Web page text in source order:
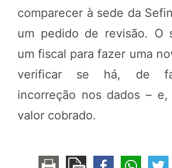
comparecer à sede da
um pedido de revisão. O
um fiscal para fazer uma
verificar se há, de
incorreção nos dados –
valor cobrado.